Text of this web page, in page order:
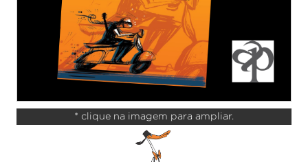
* clique na imagem para ampliar.